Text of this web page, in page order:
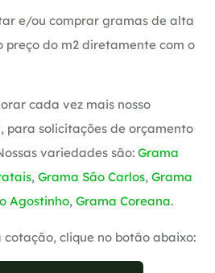
e/ou comprar gramas de alta
do m2 diretamente com o
cada vez mais nosso
solicitações de orçamento
variedades são: Grama
, Grama São Carlos, Grama
Agostinho, Grama Coreana.
cotação, clique no botão abaixo: